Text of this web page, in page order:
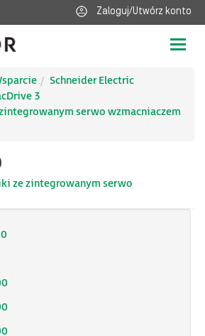
Zaloguj/Utwórz konto
Schneider Electric
3
serwo wzmacniaczem
ze zintegrowanym serwo